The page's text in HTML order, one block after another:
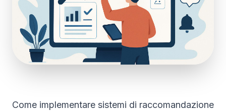
Come implementare sistemi di raccomandazione